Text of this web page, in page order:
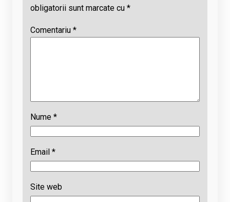
obligatorii sunt marcate cu *
Comentariu *
Nume *
Email *
Site web